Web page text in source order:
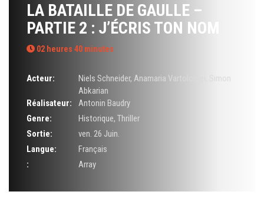
LA BATAILLE DE GAULLE –
PARTIE 2 : J’ÉCRIS TON NOM
02 heures 40 minutes
Acteur: Niels Schneider, Anamaria Vartolomei
Simon
Abkarian
Réalisateur:
Antonin Baudry
Genre:
Historique, Thriller
Sortie:
ven. 26 Juin.
Langue:
Français
:
Array